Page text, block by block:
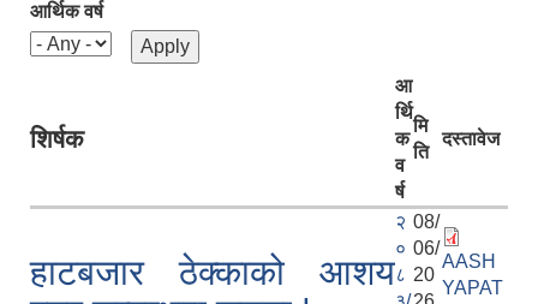
आर्थिक वर्ष
शिर्षक
आ
र्थि
क
व
र्ष
मि
ति
दस्तावेज
हाटबजार ठेक्काको आशय
२
०
८
08/
06/
20
AASH
YAPAT